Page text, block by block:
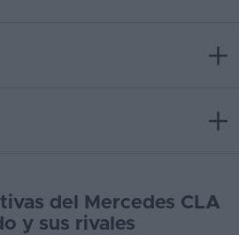
del Mercedes CLA
y sus rivales